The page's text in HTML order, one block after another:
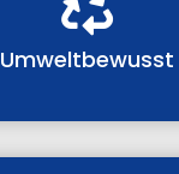
Umweltbewusst